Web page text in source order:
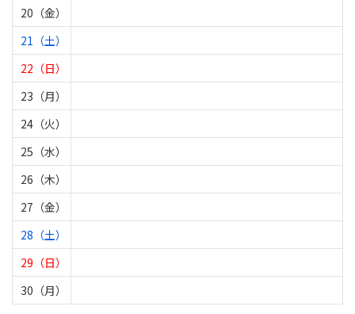
20（金）
21（土）
22（日）
23（月）
24（火）
25（水）
26（木）
27（金）
28（土）
29（日）
30（月）